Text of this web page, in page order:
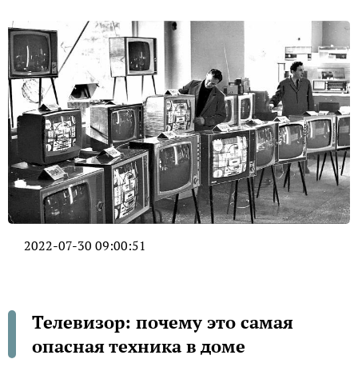
2022-07-30 09:00:51
Телевизор: почему это самая
опасная техника в доме